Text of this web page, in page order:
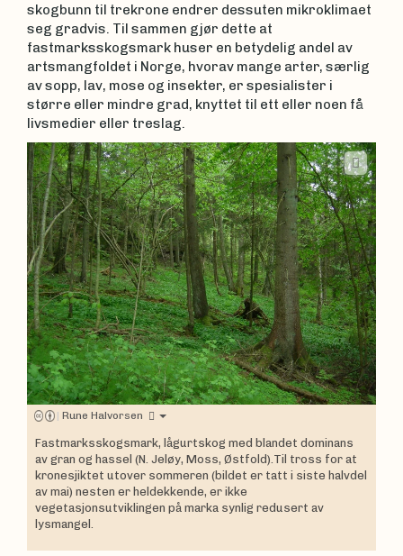
skogbunn til trekrone endrer dessuten mikroklimaet
seg gradvis. Til sammen gjør dette at
fastmarksskogsmark huser en betydelig andel av
artsmangfoldet i Norge, hvorav mange arter, særlig
av sopp, lav, mose og insekter, er spesialister i
større eller mindre grad, knyttet til ett eller noen få
livsmedier eller treslag.
| Rune Halvorsen
Fastmarksskogsmark, lågurtskog med blandet dominans
av gran og hassel (N. Jeløy, Moss, Østfold).Til tross for at
kronesjiktet utover sommeren (bildet er tatt i siste halvdel
av mai) nesten er heldekkende, er ikke
vegetasjonsutviklingen på marka synlig redusert av
lysmangel.